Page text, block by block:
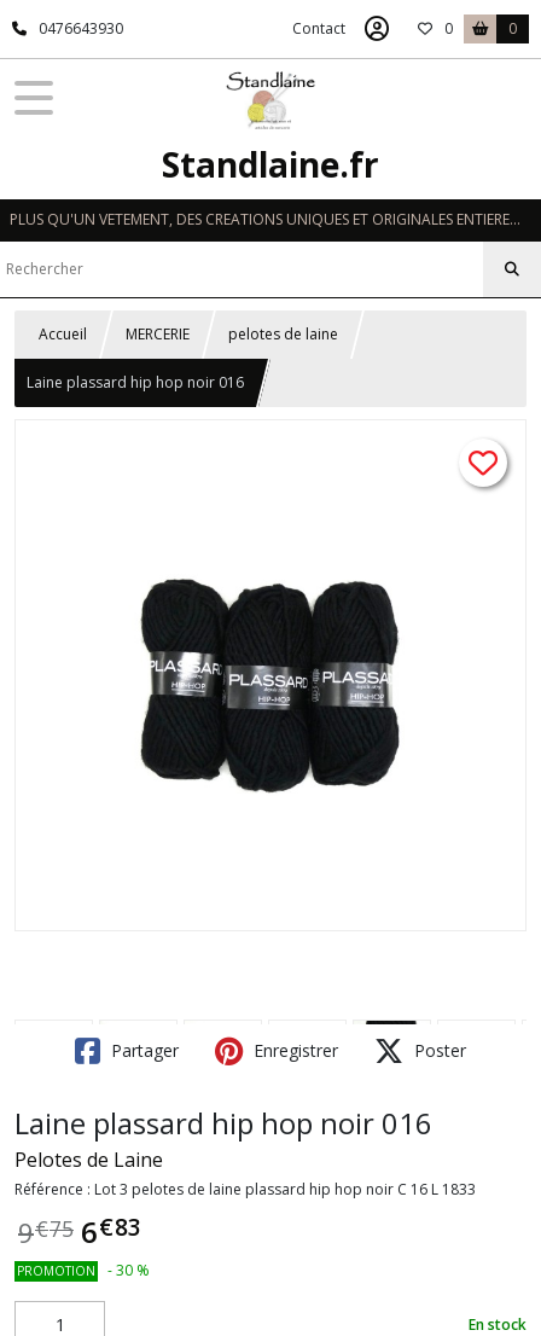
0476643930 Contact 0 0
Standlaine.fr
PLUS QU'UN VETEMENT, DES CREATIONS UNIQUES ET ORIGINALES ENTIEREMENT REALISEES A LA MAIN EN FRANCE
Accueil MERCERIE pelotes de laine
Laine plassard hip hop noir 016
Partager Enregistrer Poster
Laine plassard hip hop noir 016
Pelotes de Laine
Référence : Lot 3 pelotes de laine plassard hip hop noir C 16 L 1833
9€75 6€83
PROMOTION -30 %
En stock